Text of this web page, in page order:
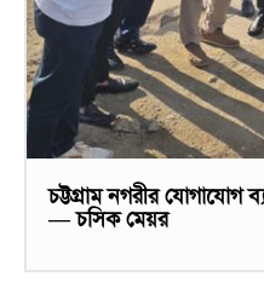
চট্টগ্রাম নগরীর যোগাযোগ
— চসিক মেয়র